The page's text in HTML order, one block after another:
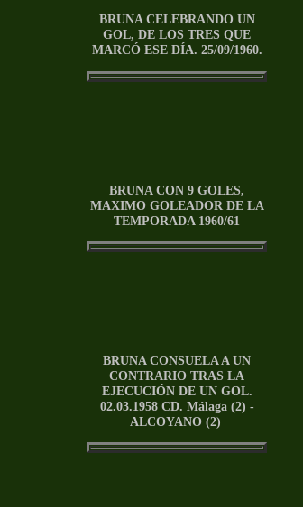
BRUNA CELEBRANDO UN
GOL, DE LOS TRES QUE
MARCÓ ESE DÍA. 25/09/1960.
BRUNA CON 9 GOLES,
MAXIMO GOLEADOR DE LA
TEMPORADA 1960/61
BRUNA CONSUELA A UN
CONTRARIO TRAS LA
EJECUCIÓN DE UN GOL.
02.03.1958 CD. Málaga (2) -
ALCOYANO (2)